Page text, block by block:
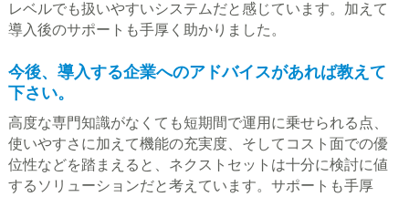
レベルでも扱いやすいシステムだと感じています。加えて
導入後のサポートも手厚く助かりました。
今後、導入する企業へのアドバイスがあれば教えて
下さい。
高度な専門知識がなくても短期間で運用に乗せられる点、
使いやすさに加えて機能の充実度、そしてコスト面での優
位性などを踏まえると、ネクストセットは十分に検討に値
するソリューションだと考えています。サポートも手厚